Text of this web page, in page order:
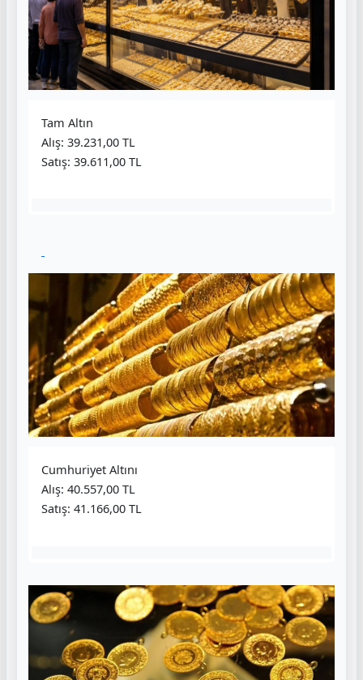
Tam Altın
Alış: 39.231,00 TL
Satış: 39.611,00 TL
Cumhuriyet Altını
Alış: 40.557,00 TL
Satış: 41.166,00 TL